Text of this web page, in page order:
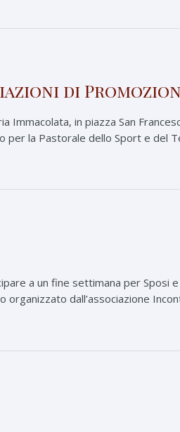
di
Immacolata, in piazza San
per la Pastorale dello Sport e del
a un fine settimana per Sposi
organizzato dall’associazione